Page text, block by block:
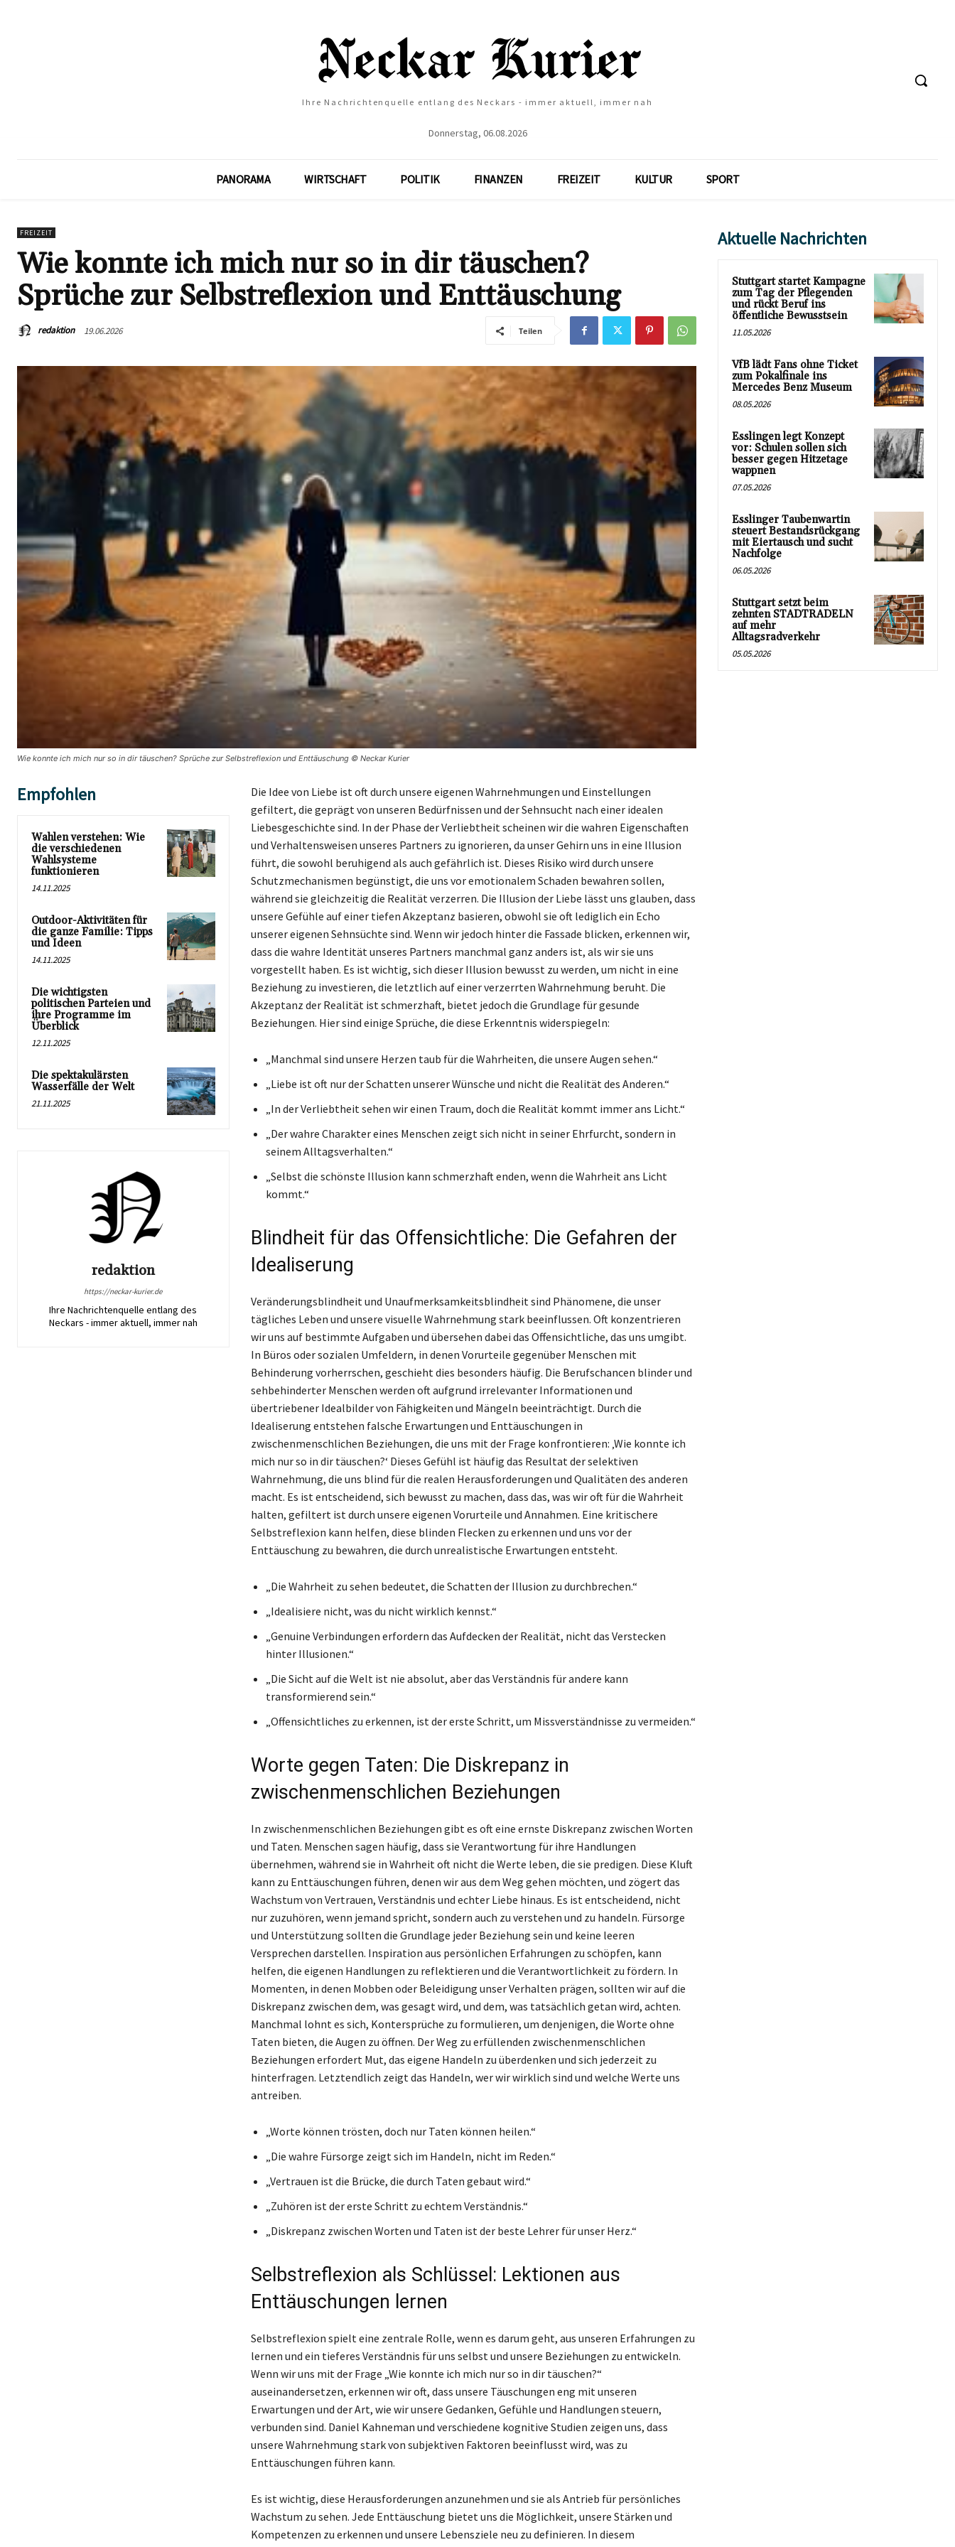
Ihre Nachrichtenquelle entlang des Neckars - immer aktuell, immer nah
Donnerstag, 06.08.2026
PANORAMA WIRTSCHAFT POLITIK FINANZEN FREIZEIT KULTUR SPORT
FREIZEIT
Wie konnte ich mich nur so in dir täuschen?
Sprüche zur Selbstreflexion und Enttäuschung
redaktion 19.06.2026 Teilen
Wie konnte ich mich nur so in dir täuschen? Sprüche zur Selbstreflexion und Enttäuschung © Neckar Kurier
Empfohlen
Wahlen verstehen: Wie
die verschiedenen
Wahlsysteme
funktionieren
14.11.2025
Outdoor-Aktivitäten für
die ganze Familie: Tipps
und Ideen
14.11.2025
Die wichtigsten
politischen Parteien und
ihre Programme im
Überblick
12.11.2025
Die spektakulärsten
Wasserfälle der Welt
21.11.2025
redaktion
https://neckar-kurier.de
Ihre Nachrichtenquelle entlang des
Neckars - immer aktuell, immer nah
Die Idee von Liebe ist oft durch unsere eigenen Wahrnehmungen und Einstellungen
gefiltert, die geprägt von unseren Bedürfnissen und der Sehnsucht nach einer idealen
Liebesgeschichte sind. In der Phase der Verliebtheit scheinen wir die wahren Eigenschaften
und Verhaltensweisen unseres Partners zu ignorieren, da unser Gehirn uns in eine Illusion
führt, die sowohl beruhigend als auch gefährlich ist. Dieses Risiko wird durch unsere
Schutzmechanismen begünstigt, die uns vor emotionalem Schaden bewahren sollen,
während sie gleichzeitig die Realität verzerren. Die Illusion der Liebe lässt uns glauben, dass
unsere Gefühle auf einer tiefen Akzeptanz basieren, obwohl sie oft lediglich ein Echo
unserer eigenen Sehnsüchte sind. Wenn wir jedoch hinter die Fassade blicken, erkennen wir,
dass die wahre Identität unseres Partners manchmal ganz anders ist, als wir sie uns
vorgestellt haben. Es ist wichtig, sich dieser Illusion bewusst zu werden, um nicht in eine
Beziehung zu investieren, die letztlich auf einer verzerrten Wahrnehmung beruht. Die
Akzeptanz der Realität ist schmerzhaft, bietet jedoch die Grundlage für gesunde
Beziehungen. Hier sind einige Sprüche, die diese Erkenntnis widerspiegeln:
„Manchmal sind unsere Herzen taub für die Wahrheiten, die unsere Augen sehen.“
„Liebe ist oft nur der Schatten unserer Wünsche und nicht die Realität des Anderen.“
„In der Verliebtheit sehen wir einen Traum, doch die Realität kommt immer ans Licht.“
„Der wahre Charakter eines Menschen zeigt sich nicht in seiner Ehrfurcht, sondern in
seinem Alltagsverhalten.“
„Selbst die schönste Illusion kann schmerzhaft enden, wenn die Wahrheit ans Licht
kommt.“
Blindheit für das Offensichtliche: Die Gefahren der
Idealiserung
Veränderungsblindheit und Unaufmerksamkeitsblindheit sind Phänomene, die unser
tägliches Leben und unsere visuelle Wahrnehmung stark beeinflussen. Oft konzentrieren
wir uns auf bestimmte Aufgaben und übersehen dabei das Offensichtliche, das uns umgibt.
In Büros oder sozialen Umfeldern, in denen Vorurteile gegenüber Menschen mit
Behinderung vorherrschen, geschieht dies besonders häufig. Die Berufschancen blinder und
sehbehinderter Menschen werden oft aufgrund irrelevanter Informationen und
übertriebener Idealbilder von Fähigkeiten und Mängeln beeinträchtigt. Durch die
Idealiserung entstehen falsche Erwartungen und Enttäuschungen in
zwischenmenschlichen Beziehungen, die uns mit der Frage konfrontieren: ‚Wie konnte ich
mich nur so in dir täuschen?‘ Dieses Gefühl ist häufig das Resultat der selektiven
Wahrnehmung, die uns blind für die realen Herausforderungen und Qualitäten des anderen
macht. Es ist entscheidend, sich bewusst zu machen, dass das, was wir oft für die Wahrheit
halten, gefiltert ist durch unsere eigenen Vorurteile und Annahmen. Eine kritischere
Selbstreflexion kann helfen, diese blinden Flecken zu erkennen und uns vor der
Enttäuschung zu bewahren, die durch unrealistische Erwartungen entsteht.
„Die Wahrheit zu sehen bedeutet, die Schatten der Illusion zu durchbrechen.“
„Idealisiere nicht, was du nicht wirklich kennst.“
„Genuine Verbindungen erfordern das Aufdecken der Realität, nicht das Verstecken
hinter Illusionen.“
„Die Sicht auf die Welt ist nie absolut, aber das Verständnis für andere kann
transformierend sein.“
„Offensichtliches zu erkennen, ist der erste Schritt, um Missverständnisse zu vermeiden.“
Worte gegen Taten: Die Diskrepanz in
zwischenmenschlichen Beziehungen
In zwischenmenschlichen Beziehungen gibt es oft eine ernste Diskrepanz zwischen Worten
und Taten. Menschen sagen häufig, dass sie Verantwortung für ihre Handlungen
übernehmen, während sie in Wahrheit oft nicht die Werte leben, die sie predigen. Diese Kluft
kann zu Enttäuschungen führen, denen wir aus dem Weg gehen möchten, und zögert das
Wachstum von Vertrauen, Verständnis und echter Liebe hinaus. Es ist entscheidend, nicht
nur zuzuhören, wenn jemand spricht, sondern auch zu verstehen und zu handeln. Fürsorge
und Unterstützung sollten die Grundlage jeder Beziehung sein und keine leeren
Versprechen darstellen. Inspiration aus persönlichen Erfahrungen zu schöpfen, kann
helfen, die eigenen Handlungen zu reflektieren und die Verantwortlichkeit zu fördern. In
Momenten, in denen Mobben oder Beleidigung unser Verhalten prägen, sollten wir auf die
Diskrepanz zwischen dem, was gesagt wird, und dem, was tatsächlich getan wird, achten.
Manchmal lohnt es sich, Kontersprüche zu formulieren, um denjenigen, die Worte ohne
Taten bieten, die Augen zu öffnen. Der Weg zu erfüllenden zwischenmenschlichen
Beziehungen erfordert Mut, das eigene Handeln zu überdenken und sich jederzeit zu
hinterfragen. Letztendlich zeigt das Handeln, wer wir wirklich sind und welche Werte uns
antreiben.
„Worte können trösten, doch nur Taten können heilen.“
„Die wahre Fürsorge zeigt sich im Handeln, nicht im Reden.“
„Vertrauen ist die Brücke, die durch Taten gebaut wird.“
„Zuhören ist der erste Schritt zu echtem Verständnis.“
„Diskrepanz zwischen Worten und Taten ist der beste Lehrer für unser Herz.“
Selbstreflexion als Schlüssel: Lektionen aus
Enttäuschungen lernen
Selbstreflexion spielt eine zentrale Rolle, wenn es darum geht, aus unseren Erfahrungen zu
lernen und ein tieferes Verständnis für uns selbst und unsere Beziehungen zu entwickeln.
Wenn wir uns mit der Frage „Wie konnte ich mich nur so in dir täuschen?“
auseinandersetzen, erkennen wir oft, dass unsere Täuschungen eng mit unseren
Erwartungen und der Art, wie wir unsere Gedanken, Gefühle und Handlungen steuern,
verbunden sind. Daniel Kahneman und verschiedene kognitive Studien zeigen uns, dass
unsere Wahrnehmung stark von subjektiven Faktoren beeinflusst wird, was zu
Enttäuschungen führen kann.
Es ist wichtig, diese Herausforderungen anzunehmen und sie als Antrieb für persönliches
Wachstum zu sehen. Jede Enttäuschung bietet uns die Möglichkeit, unsere Stärken und
Kompetenzen zu erkennen und unsere Lebensziele neu zu definieren. In diesem
Aktuelle Nachrichten
Stuttgart startet Kampagne
zum Tag der Pflegenden
und rückt Beruf ins
öffentliche Bewusstsein
11.05.2026
VfB lädt Fans ohne Ticket
zum Pokalfinale ins
Mercedes Benz Museum
08.05.2026
Esslingen legt Konzept
vor: Schulen sollen sich
besser gegen Hitzetage
wappnen
07.05.2026
Esslinger Taubenwartin
steuert Bestandsrückgang
mit Eiertausch und sucht
Nachfolge
06.05.2026
Stuttgart setzt beim
zehnten STADTRADELN
auf mehr
Alltagsradverkehr
05.05.2026